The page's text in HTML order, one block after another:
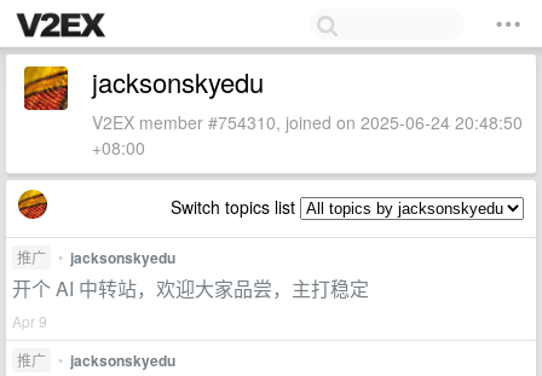
jacksonskyedu
V2EX member #754310, joined on 2025-06-24 20:48:50
+08:00
Switch topics list
推广 • jacksonskyedu
开个 AI 中转站，欢迎大家品尝，主打稳定
Apr 9
推广
• jacksonskyedu